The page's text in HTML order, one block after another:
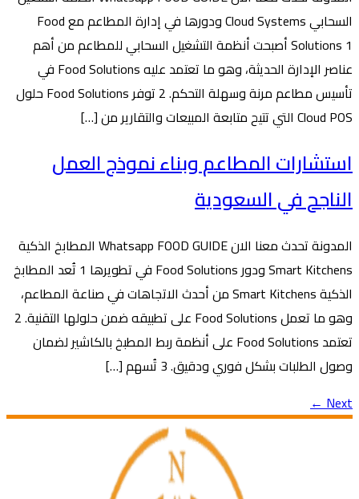
السحابي Cloud Systems ودورها في إدارة المطاعم مع Food
Solutions 1 أصبحت أنظمة التشغيل السحابي للمطاعم من أهم
عناصر الإدارة الحديثة، وهو ما تعتمد عليه Food Solutions في
تأسيس مطاعم مرنة وسهلة التحكم. 2 توفر Food Solutions حلول
Cloud POS التي تتيح متابعة المبيعات والتقارير من […]
استشارات المطاعم وبناء نموذج العمل
الناجح في السعودية
المدونة تحدث معنا الان Whatsapp FOOD GUIDE المطابخ الذكية
Smart Kitchens ودور Food Solutions في تطويرها 1 تُعد المطابخ
الذكية Smart Kitchens من أحدث الاتجاهات في صناعة المطاعم،
وهو ما تعمل Food Solutions على تطبيقه ضمن حلولها التقنية. 2
تعتمد Food Solutions على أنظمة ربط المطبخ بالكاشير لضمان
وصول الطلبات بشكل فوري ودقيق. 3 تُسهم […]
Next
←